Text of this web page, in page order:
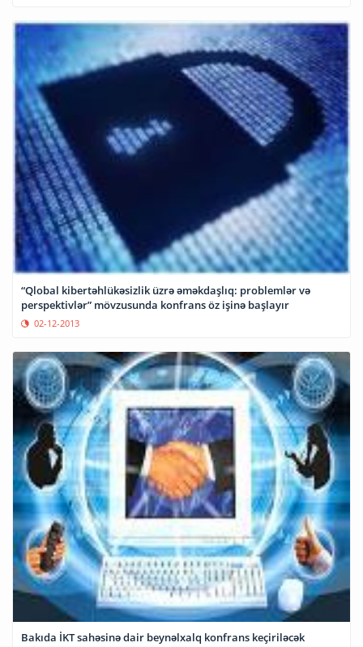
“Qlobal kibertəhlükəsizlik üzrə əməkdaşlıq: problemlər və
perspektivlər” mövzusunda konfrans öz işinə başlayır
02-12-2013
Bakıda İKT sahəsinə dair beynəlxalq konfrans keçiriləcək